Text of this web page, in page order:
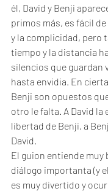
él, David y Benji
primos más, es fácil
y la complicidad, pero
tiempo y la distancia
silencios que guardan
hasta envidia. En
Benji son opuestos
otro le falta. A David la
libertad de Benji, a
David.
El guion entiende muy
diálogo importanta (y
es muy divertido y